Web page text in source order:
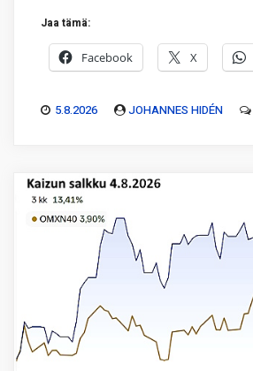
Jaa tämä:
Facebook X
5.8.2026 JOHANNES HIDÉN